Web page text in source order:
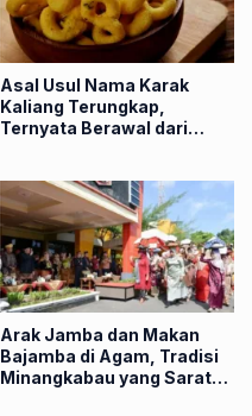
Asal Usul Nama Karak
Kaliang Terungkap,
Ternyata Berawal dari
Arak Jamba dan Makan
Bajamba di Agam, Tradisi
Minangkabau yang Sarat